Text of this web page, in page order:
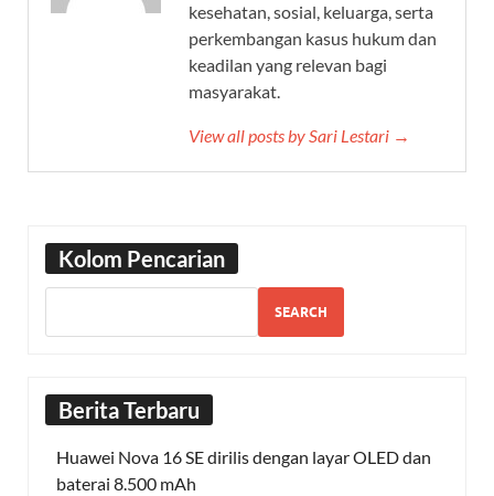
kesehatan, sosial, keluarga, serta
perkembangan kasus hukum dan
keadilan yang relevan bagi
masyarakat.
View all posts by Sari Lestari →
Kolom Pencarian
SEARCH
Berita Terbaru
Huawei Nova 16 SE dirilis dengan layar OLED dan
baterai 8.500 mAh